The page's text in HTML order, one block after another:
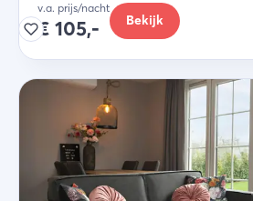
v.a. prijs/nacht
€ 105,- Bekijk